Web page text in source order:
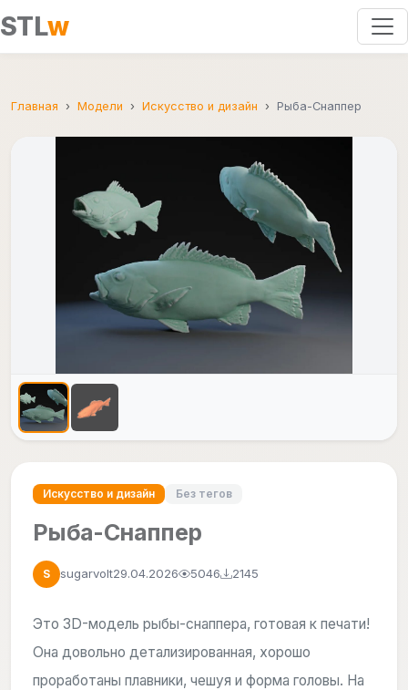
STLw
Главная Модели Искусство и дизайн Рыба-Снаппер
Искусство и дизайн Без тегов
Рыба-Снаппер
S sugarvolt29.04.2026 5046 2145
Это 3D-модель рыбы-снаппера, готовая к печати!
Она довольно детализированная, хорошо
проработаны плавники, чешуя и форма головы. На